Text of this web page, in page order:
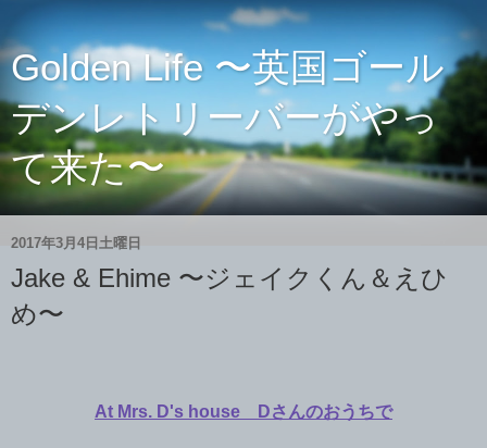
Golden Life 〜英国ゴール
デンレトリーバーがやっ
て来た〜
2017年3月4日土曜日
Jake & Ehime 〜ジェイクくん＆えひ
め〜
At Mrs. D's house Dさんのおうちで